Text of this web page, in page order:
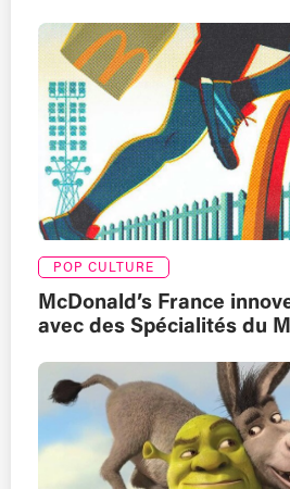
POP CULTURE
McDonald’s France
avec des Spécialités du